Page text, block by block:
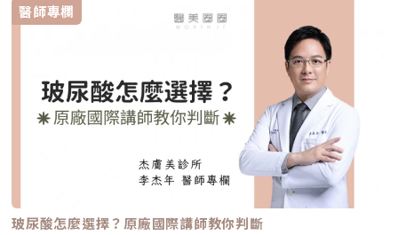
醫師專欄
玻尿酸怎麼選擇？原廠國際講師教你判斷